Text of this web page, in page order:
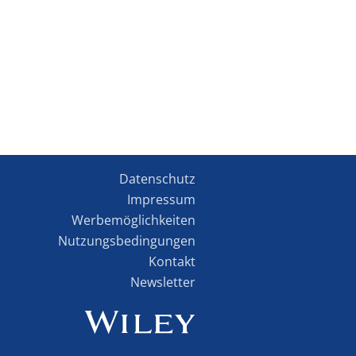
Datenschutz
Impressum
Werbemöglichkeiten
Nutzungsbedingungen
Kontakt
Newsletter